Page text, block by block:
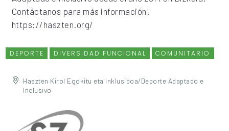
Contáctanos para más información!
https://haszten.org/
DEPORTE DIVERSIDAD FUNCIONAL COMUNITARIO
Haszten Kirol Egokitu eta Inklusiboa/Deporte Adaptado e
Inclusivo